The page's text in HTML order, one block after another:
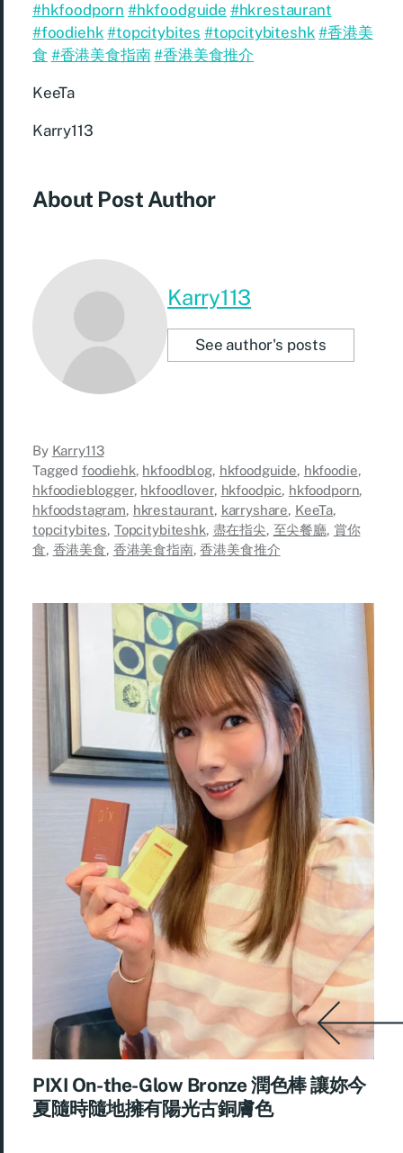
#hkfoodporn #hkfoodguide #hkrestaurant
#foodiehk #topcitybites #topcitybiteshk #香港美
食 #香港美食指南#香港美食推介
KeeTa
Karry113
About Post Author
Karry113
See author's posts
By Karry113
Tagged foodiehk, hkfoodblog, hkfoodguide, hkfoodie,
hkfoodieblogger, hkfoodlover, hkfoodpic, hkfoodporn,
hkfoodstagram, hkrestaurant, karryshare, KeeTa,
topcitybites, Topcitybiteshk, 盡在指尖, 至尖餐廳, 賞你
食, 香港美食, 香港美食指南,香港美食推介
PIXI On-the-Glow Bronze 潤色棒 讓妳今
夏隨時隨地擁有陽光古銅膚色